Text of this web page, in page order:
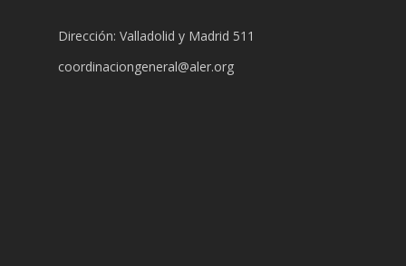
Dirección: Valladolid y Madrid 511
coordinaciongeneral@aler.org